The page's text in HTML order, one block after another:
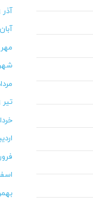
آذر ۱۳۹۹
آبان ۱۳۹۹
مهر ۱۳۹۹
مرداد
تیر ۱۳۹۹
خرداد
بهمن